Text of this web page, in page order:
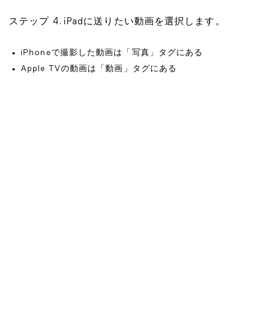
ステップ 4. iPadに送りたい動画を選択します。
iPhoneで撮影した動画は「写真」タグにある
Apple TVの動画は「動画」タグにある